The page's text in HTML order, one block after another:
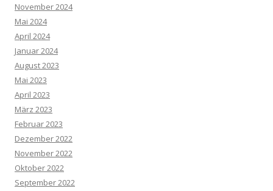
November 2024
Mai 2024
April 2024
Januar 2024
August 2023
Mai 2023
April 2023
März 2023
Februar 2023
Dezember 2022
November 2022
Oktober 2022
September 2022